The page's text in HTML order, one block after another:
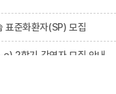
표준화환자(SP) 모집
2학기 강연자 모집 안내